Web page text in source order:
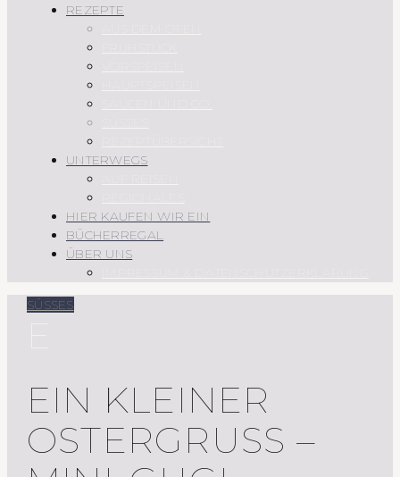
REZEPTE
UNTERWEGS
HIER KAUFEN WIR EIN
BÜCHERREGAL
ÜBER UNS
SÜSSES
EIN KLEINER
OSTERGRUSS – M